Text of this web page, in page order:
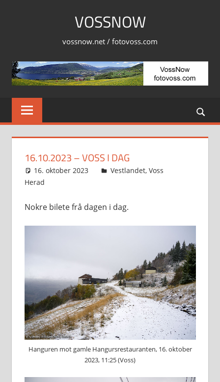
VOSSNOW
vossnow.net / fotovoss.com
16.10.2023 – VOSS I DAG
16. oktober 2023 Svein
Vestlandet, Voss
Herad
Nokre bilete frå dagen i dag.
Hanguren mot gamle Hangursrestauranten, 16. oktober
2023, 11:25 (Voss)